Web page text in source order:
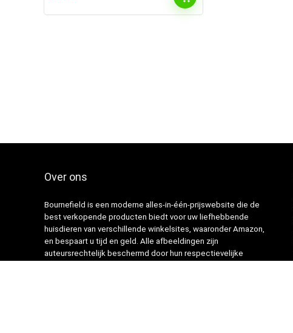
Over ons
Bournefield is een moderne alles-in-één-prijswebsite die de
best verkopende producten biedt voor uw liefhebbende
huisdieren van verschillende winkelsites, waaronder Amazon,
en bespaart u tijd en geld. Alle afbeeldingen zijn
auteursrechtelijk beschermd door hun respectievelijke